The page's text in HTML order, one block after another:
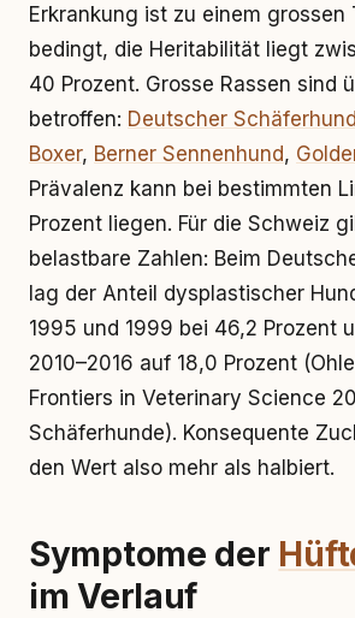
Erkrankung ist zu einem grossen
bedingt, die Heritabilität liegt
40 Prozent. Grosse Rassen sind
betroffen: Deutscher Schäferhund
Boxer, Berner Sennenhund,
Prävalenz kann bei bestimmten
Prozent liegen. Für die Schweiz
belastbare Zahlen: Beim
lag der Anteil dysplastischer
1995 und 1999 bei 46,2 Prozent
2010–2016 auf 18,0 Prozent
Frontiers in Veterinary Science
Schäferhunde). Konsequente
den Wert also mehr als halbiert.
Symptome der
im Verlauf